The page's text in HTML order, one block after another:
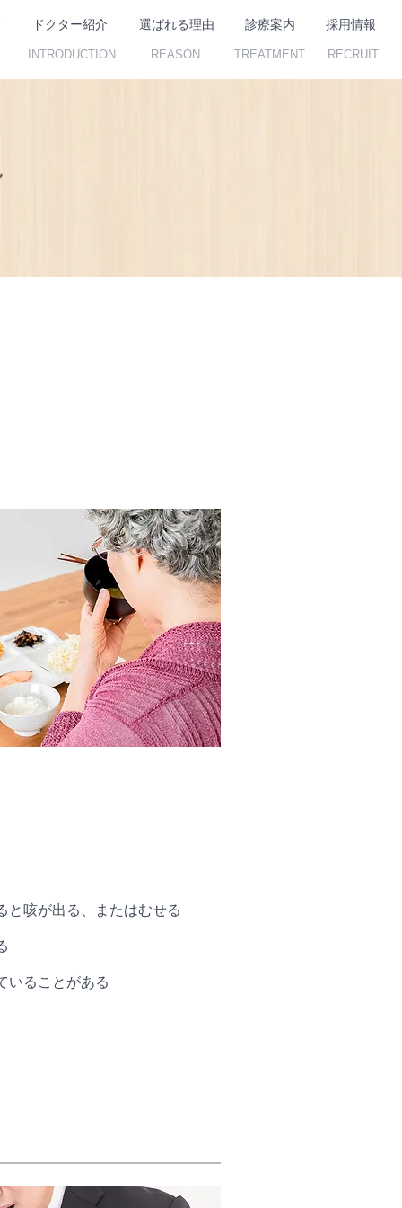
ドクター紹介 選ばれる理由 診療案内 採用情報
INTRODUCTION REASON TREATMENT RECRUIT
と咳が出る、またはむせる
いることがある